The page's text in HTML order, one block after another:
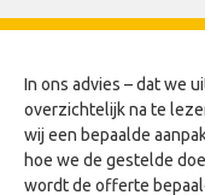
In ons advies – dat we
overzichtelijk na te
wij een bepaalde
hoe we de gestelde
wordt de offerte